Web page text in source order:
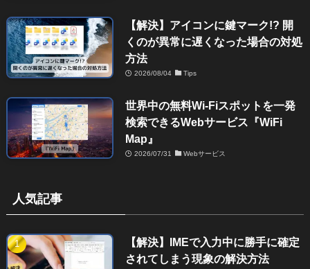
【解決】アイコンに鍵マーク!? 開
くのが異常に遅くなった場合の対処
方法
2026/08/04 Tips
世界中の無料Wi-Fiスポットを一発
検索できるWebサービス『WiFi
Map』
2026/07/31 Webサービス
人気記事
【解決】IMEで入力中に勝手に確定
されてしまう現象の解決方法